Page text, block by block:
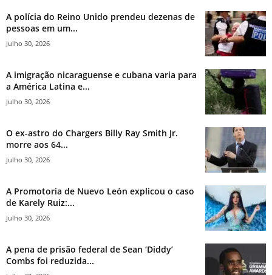
A polícia do Reino Unido prendeu dezenas de
pessoas em um...
Julho 30, 2026
A imigração nicaraguense e cubana varia para
a América Latina e...
Julho 30, 2026
O ex-astro do Chargers Billy Ray Smith Jr.
morre aos 64...
Julho 30, 2026
A Promotoria de Nuevo León explicou o caso
de Karely Ruiz:...
Julho 30, 2026
A pena de prisão federal de Sean ‘Diddy’
Combs foi reduzida...